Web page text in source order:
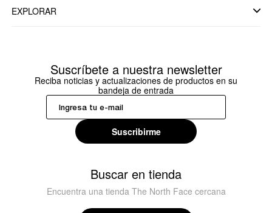
EXPLORAR
Suscríbete a nuestra newsletter
Reciba noticias y actualizaciones de productos en su
bandeja de entrada
Suscribirme
Buscar en tienda
Encuentra una tienda The North Face cercana